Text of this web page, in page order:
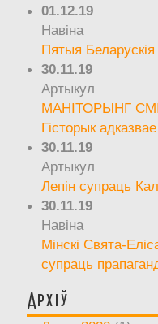
01.12.19
Навіна
Пятыя
30.11.19
Артыкул
МАНІТОРЫНГ
Гісторык
30.11.19
Артыкул
Лепін супраць
30.11.19
Навіна
Мінскі Свята-
супраць
Архіў